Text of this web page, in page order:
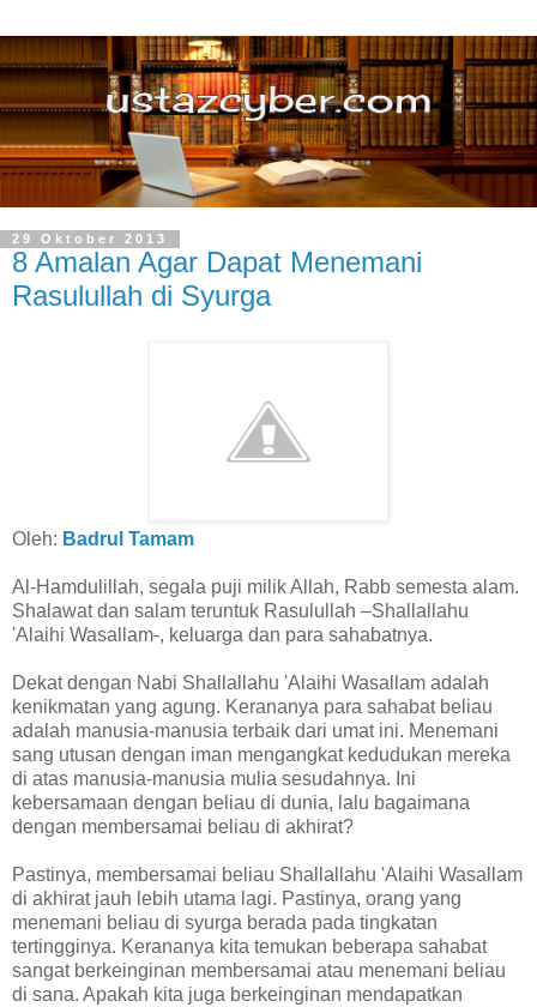
29 Oktober 2013
8 Amalan Agar Dapat Menemani
Rasulullah di Syurga
Oleh: Badrul Tamam
Al-Hamdulillah, segala puji milik Allah, Rabb semesta alam.
Shalawat dan salam teruntuk Rasulullah –Shallallahu
'Alaihi Wasallam-, keluarga dan para sahabatnya.
Dekat dengan Nabi Shallallahu 'Alaihi Wasallam adalah
kenikmatan yang agung. Kerananya para sahabat beliau
adalah manusia-manusia terbaik dari umat ini. Menemani
sang utusan dengan iman mengangkat kedudukan mereka
di atas manusia-manusia mulia sesudahnya. Ini
kebersamaan dengan beliau di dunia, lalu bagaimana
dengan membersamai beliau di akhirat?
Pastinya, membersamai beliau Shallallahu 'Alaihi Wasallam
di akhirat jauh lebih utama lagi. Pastinya, orang yang
menemani beliau di syurga berada pada tingkatan
tertingginya. Kerananya kita temukan beberapa sahabat
sangat berkeinginan membersamai atau menemani beliau
di sana. Apakah kita juga berkeinginan mendapatkan